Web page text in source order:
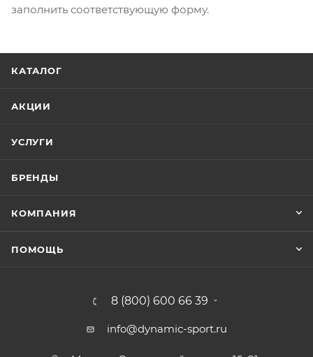
заполнить соответствующую форму.
КАТАЛОГ
АКЦИИ
УСЛУГИ
БРЕНДЫ
КОМПАНИЯ
ПОМОЩЬ
8 (800) 600 66 39
info@dynamic-sport.ru